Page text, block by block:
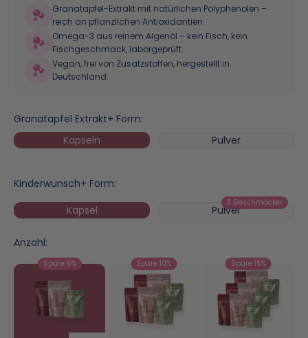
Granatapfel-Extrakt mit natürlichen Polyphenolen –
reich an pflanzlichen Antioxidantien.
Omega-3 aus reinem Algenöl – kein Fisch, kein
Fischgeschmack, laborgeprüft.
Vegan, frei von Zusatzstoffen, hergestellt in
Deutschland.
Granatapfel Extrakt+ Form:
Kapseln
Pulver
Kinderwunsch+ Form:
Kapsel
3 Geschmäcker
Pulver
Anzahl:
Spare 5% Spare 10% Spare 15%